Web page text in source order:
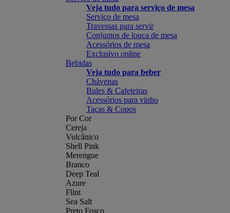
Veja tudo para serviço de mesa
Serviço de mesa
Travessas para servir
Conjuntos de louça de mesa
Acessórios de mesa
Exclusivo online
Bebidas
Veja tudo para beber
Chávenas
Bules & Cafeteiras
Acessórios para vinho
Taças & Copos
Por Cor
Cereja
Vulcânico
Shell Pink
Merengue
Branco
Deep Teal
Azure
Flint
Sea Salt
Preto Fosco